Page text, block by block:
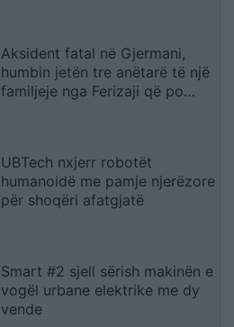
Aksident fatal në Gjermani,
humbin jetën tre anëtarë të një
familjeje nga Ferizaji që po
UBTech nxjerr robotët
humanoidë me pamje njerëzore
për shoqëri afatgjatë
Smart #2 sjell sërish makinën e
vogël urbane elektrike me dy
vende